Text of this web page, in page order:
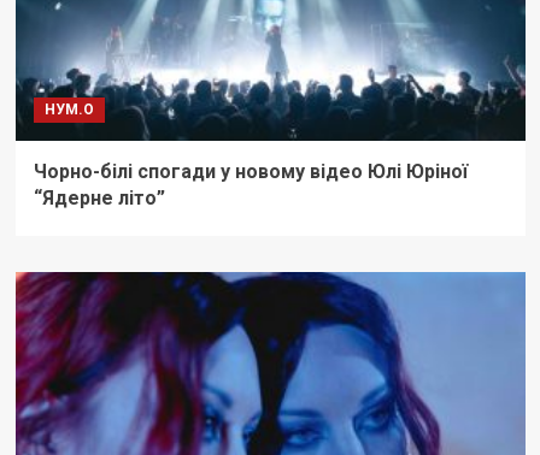
НУМ.О
Чорно-білі спогади у новому відео Юлі Юріної
“Ядерне літо”